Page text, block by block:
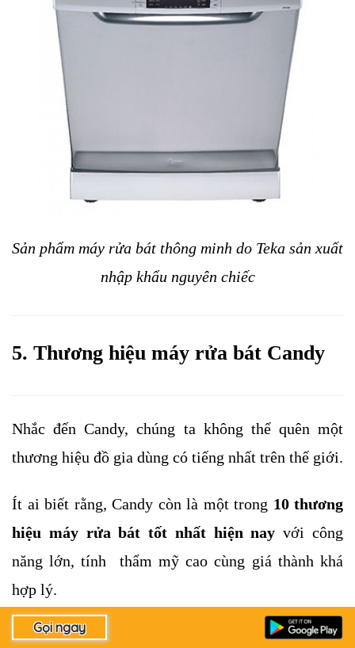
Sản phẩm máy rửa bát thông minh do Teka sản xuất
nhập khẩu nguyên chiếc
5. Thương hiệu máy rửa bát Candy
Nhắc đến Candy, chúng ta không thể quên một
Ít ai biết rằng, Candy còn là một trong 10 thương
hiệu máy rửa bát tốt nhất hiện nay với công
năng lớn, tính  thẩm mỹ cao cùng giá thành khá
hợp lý.
Nhiều khách hàng tại Việt Nam rất tin tưởng và ưu